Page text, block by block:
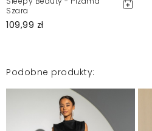
Szara
109,99 zł
Podobne produkty: